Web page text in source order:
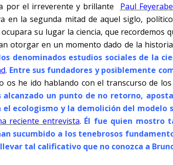
por el irreverente y brillante Paul
en la segunda mitad de aquel siglo,
su lugar la ciencia, que recordemos
otorgar en un momento dado de la
denominados estudios sociales de la
. Entre sus fundadores y posiblemente
os he ido hablando con el transcurso de
alcanzado un punto de no retorno,
el ecologismo y la demolición del
reciente entrevista. Él fue quien mostro
sucumbido a los tenebrosos
tal calificativo que no conozca a